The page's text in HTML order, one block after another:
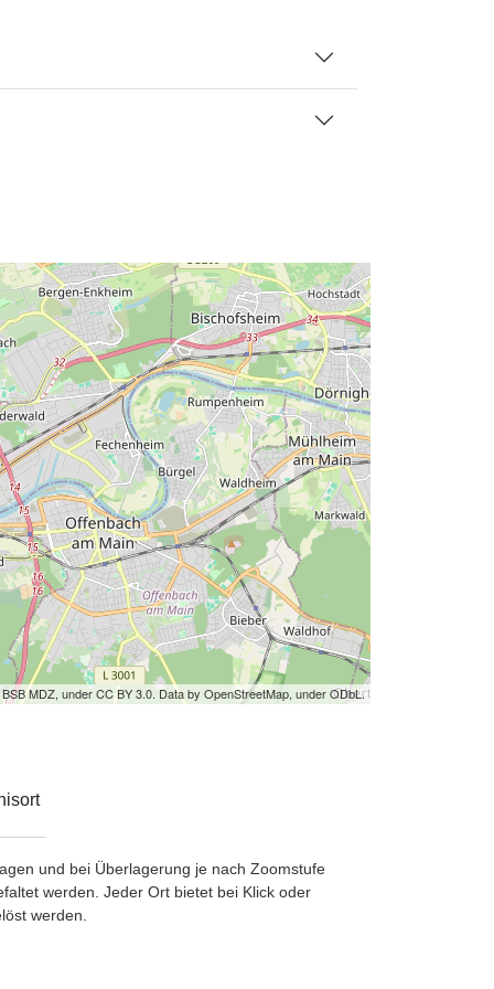
MDZ, under CC BY 3.0. Data by OpenStreetMap, under ODbL.
und bei Überlagerung je nach Zoomstufe
werden. Jeder Ort bietet bei Klick oder
werden.